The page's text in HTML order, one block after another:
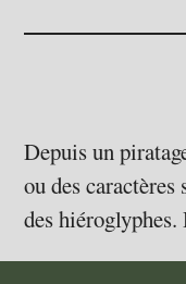
Depuis un
ou des
des hiéroglyphes.